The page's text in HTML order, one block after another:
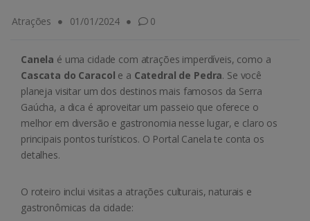
Atrações 01/01/2024 0
Canela é uma cidade com atrações imperdíveis, como a
Cascata do Caracol e a Catedral de Pedra. Se você
planeja visitar um dos destinos mais famosos da Serra
Gaúcha, a dica é aproveitar um passeio que oferece o
melhor em diversão e gastronomia nesse lugar, e claro os
principais pontos turísticos. O Portal Canela te conta os
detalhes.
O roteiro inclui visitas a atrações culturais, naturais e
gastronômicas da cidade: